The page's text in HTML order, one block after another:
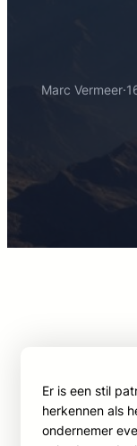
Marc Vermeer·
Er is een stil
herkennen als
ondernemer